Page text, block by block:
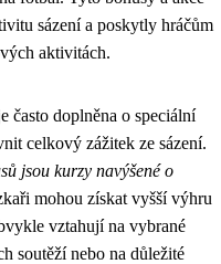
sázení a poskytly hráčům
aktivitách.
často doplněna o speciální
celkový zážitek ze sázení.
jsou kurzy navýšené o
mohou získat vyšší výhru
vztahují na vybrané
soutěží nebo na důležité